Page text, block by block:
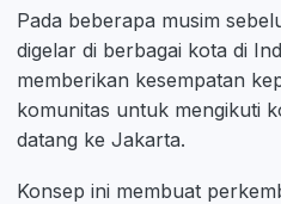
Pada beberapa musim
digelar di berbagai kota di
memberikan kesempatan
komunitas untuk mengikuti
datang ke Jakarta.
Konsep ini membuat